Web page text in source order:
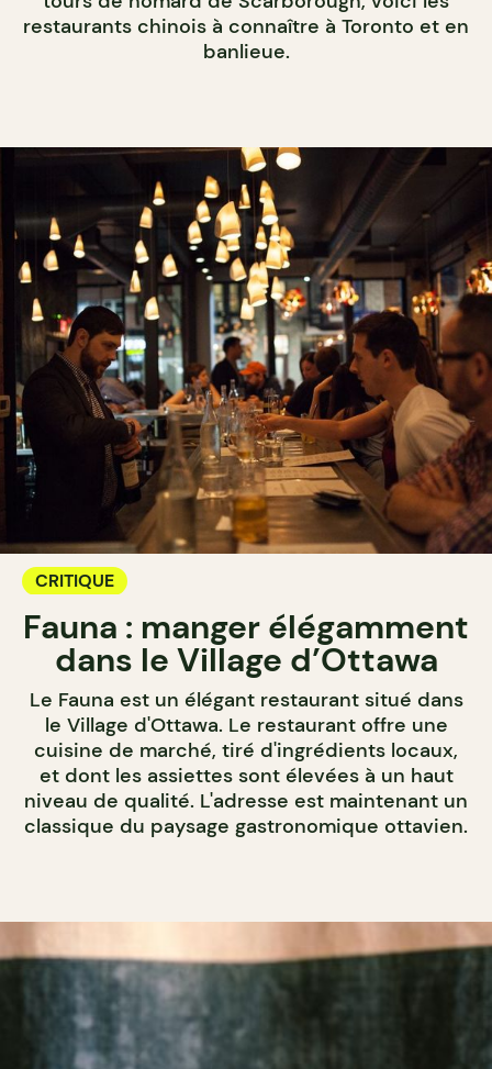
restaurants chinois à connaître à Toronto et en
banlieue.
CRITIQUE
Fauna : manger élégamment
dans le Village d’Ottawa
Le Fauna est un élégant restaurant situé dans
le Village d'Ottawa. Le restaurant offre une
cuisine de marché, tiré d'ingrédients locaux,
et dont les assiettes sont élevées à un haut
niveau de qualité. L'adresse est maintenant un
classique du paysage gastronomique ottavien.